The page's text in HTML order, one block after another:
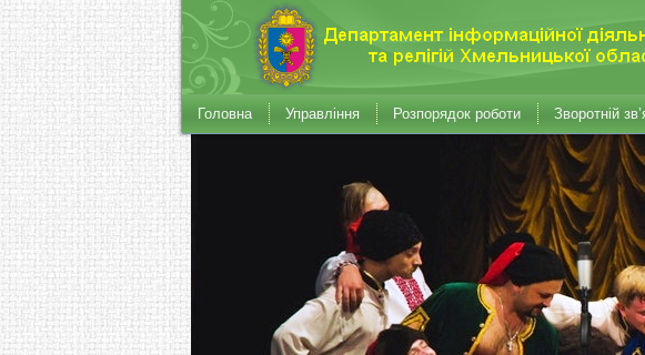
Головна Управління Розпорядок роботи Зворотній